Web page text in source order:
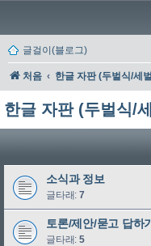
글걸이(블로그)
처음 한글 자판 (두벌식/세
한글 자판 (두벌식/
소식과 정보
글타래: 7
토론/제안/묻고 답하기
글타래: 5